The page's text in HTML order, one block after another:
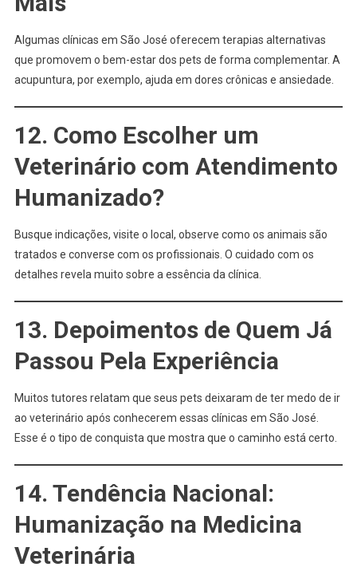
Algumas clínicas em São José oferecem terapias alternativas
que promovem o bem-estar dos pets de forma complementar. A
acupuntura, por exemplo, ajuda em dores crônicas e ansiedade.
12. Como Escolher um
Veterinário com Atendimento
Humanizado?
Busque indicações, visite o local, observe como os animais são
tratados e converse com os profissionais. O cuidado com os
detalhes revela muito sobre a essência da clínica.
13. Depoimentos de Quem Já
Passou Pela Experiência
Muitos tutores relatam que seus pets deixaram de ter medo de ir
ao veterinário após conhecerem essas clínicas em São José.
Esse é o tipo de conquista que mostra que o caminho está certo.
14. Tendência Nacional:
Humanização na Medicina
Veterinária